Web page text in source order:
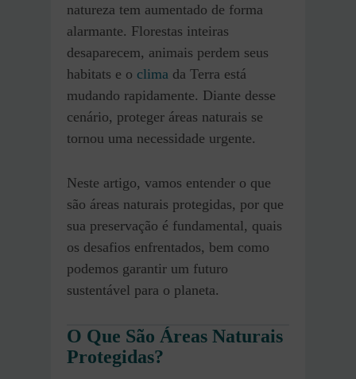
natureza tem aumentado de forma
alarmante. Florestas inteiras
desaparecem, animais perdem seus
habitats e o clima da Terra está
mudando rapidamente. Diante desse
cenário, proteger áreas naturais se
tornou uma necessidade urgente.
Neste artigo, vamos entender o que
são áreas naturais protegidas, por que
sua preservação é fundamental, quais
os desafios enfrentados, bem como
podemos garantir um futuro
sustentável para o planeta.
O Que São Áreas Naturais
Protegidas?